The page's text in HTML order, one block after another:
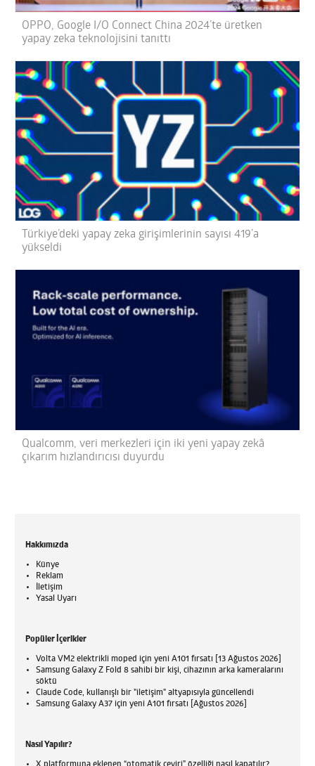
OPPO, Google I/O Connect China 2024’te üretken
yapay zeka teknolojisini tanıttı
Türkiye’deki yapay zeka girişimlerinin sayısı 419’a
yükseldi
Qualcomm, veri merkezleri için iki yeni yapay zekâ
çıkarım hızlandırıcısı duyurdu
Hakkımızda
Künye
Reklam
İletişim
Yasal Uyarı
Popüler İçerikler
Volta VM2 elektrikli moped için yeni A101 fırsatı [13 Ağustos 2026]
Samsung Galaxy Z Fold 8 sahibi bir kişi, cihazının arka kameralarını
söktü
Claude Code, kullanışlı bir "iletişim" altyapısıyla güncellendi
Samsung Galaxy A37 için yeni A101 fırsatı [Ağustos 2026]
Nasıl Yapılır?